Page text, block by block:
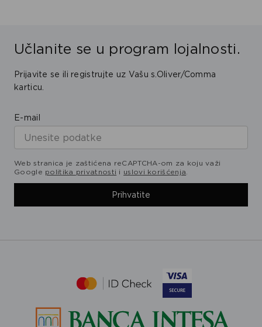
Učlanite se u program lojalnosti.
Prijavite se ili registrujte uz Vašu s.Oliver/Comma
karticu.
E-mail
Web stranica je zaštićena reCAPTCHA-om za koju važi
Google politika privatnosti i uslovi korišćenja.
Prihvatite